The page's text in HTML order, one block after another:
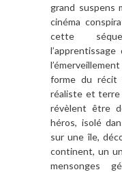
grand suspens
cinéma
cette
l’apprentissage
l
forme du récit
réaliste et terre
révèlent être
héros, isolé
sur uneîle, d
continent, un
mensonges gé